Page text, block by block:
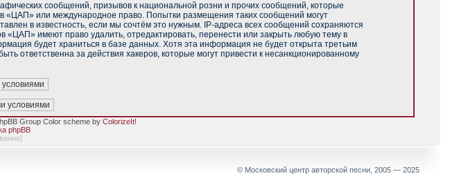
сообщений, призывов к национальной розни и прочих сообщений, которые
«ЦАП» или международное право. Попытки размещения таких сообщений могут
в известность, если мы сочтём это нужным. IP-адреса всех сообщений сохраняются
имеют право удалить, отредактировать, перенести или закрыть любую тему в
будет храниться в базе данных. Хотя эта информация не будет открыта третьим
за действия хакеров, которые могут привести к несанкционированному
Group Color scheme by ColorizeIt!
phpBB
]
© Московский центр авторской песни, 2005 — 2025